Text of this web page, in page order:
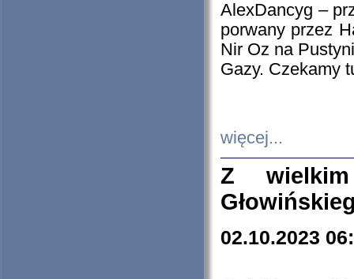
AlexDancyg –
porwany przez
Nir Oz na
Gazy. Czekamy
więcej...
Z
02.10.2023